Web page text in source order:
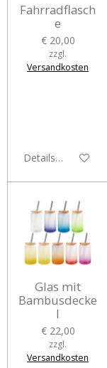
Fahrradflasch
e
€ 20,00
zzgl.
Versandkosten
Details anzeigen
Glas mit
Bambusdecke
l
€ 22,00
zzgl.
Versandkosten